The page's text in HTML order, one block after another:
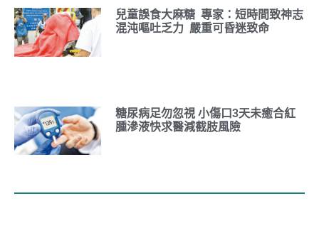
兒童誤食大麻糖 專家：短時間致神志
混沌嘔吐乏力 嚴重可昏迷致命
糖尿病足勿忽視 小傷口3天未癒合紅
腫滲液快求醫減截肢風險